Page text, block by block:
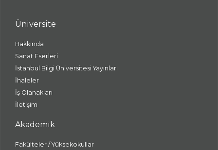
Üniversite
Hakkında
Sanat Eserleri
İstanbul Bilgi Üniversitesi Yayınları
İhaleler
İş Olanakları
İletişim
Akademik
Fakülteler / Yüksekokullar